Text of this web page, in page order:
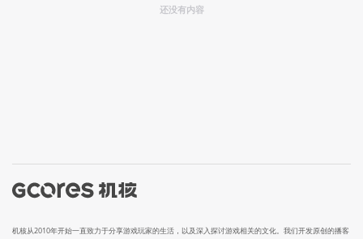
还没有内容
机核从2010年开始一直致力于分享游戏玩家的生活，以及深入探讨游戏相关的文化。我们开发原创的播客